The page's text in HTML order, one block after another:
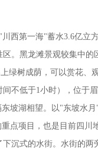
西第一海"蓄水3.6亿立
。黑龙滩景观较集中的
绿树成荫，可以赏花、
间不低于1小时），位于
坡湖相望。以"东坡水
点项目，也是目前四川
沉式的水街。水街的两